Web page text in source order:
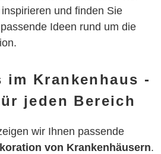
und finden Sie
Ideen rund um die
im Krankenhaus -
jeden Bereich
wir Ihnen passende
von Krankenhäusern.